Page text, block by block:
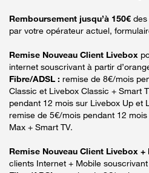
Remboursement jusqu’à 150€
par votre opérateur actuel,
Remise Nouveau Client Livebox
internet souscrivant à partir
Fibre/ADSL : remise de 8€/mois
Classic et Livebox Classic + Smart
pendant 12 mois sur Livebox Up et
remise de 5€/mois pendant 12
Max + Smart TV.
Remise Nouveau Client Livebox
clients Internet + Mobile